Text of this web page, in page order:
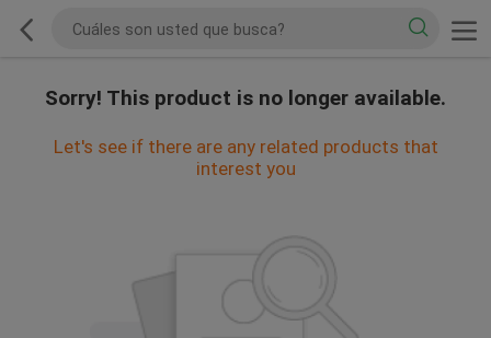
Sorry! This product is no longer available.
Let's see if there are any related products that
interest you